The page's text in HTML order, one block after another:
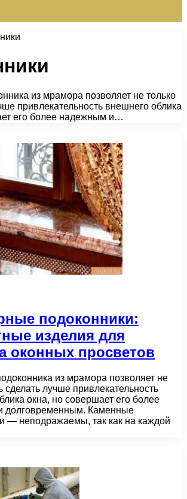
из мрамора позволяет не только
привлекательность внешнего облика
его более надежным и…
подоконники:
изделия для
оконных просветов
из мрамора позволяет не
сделать лучше привлекательность
окна, но совершает его более
долговременным. Каменные
— неподражаемы, так как на каждой